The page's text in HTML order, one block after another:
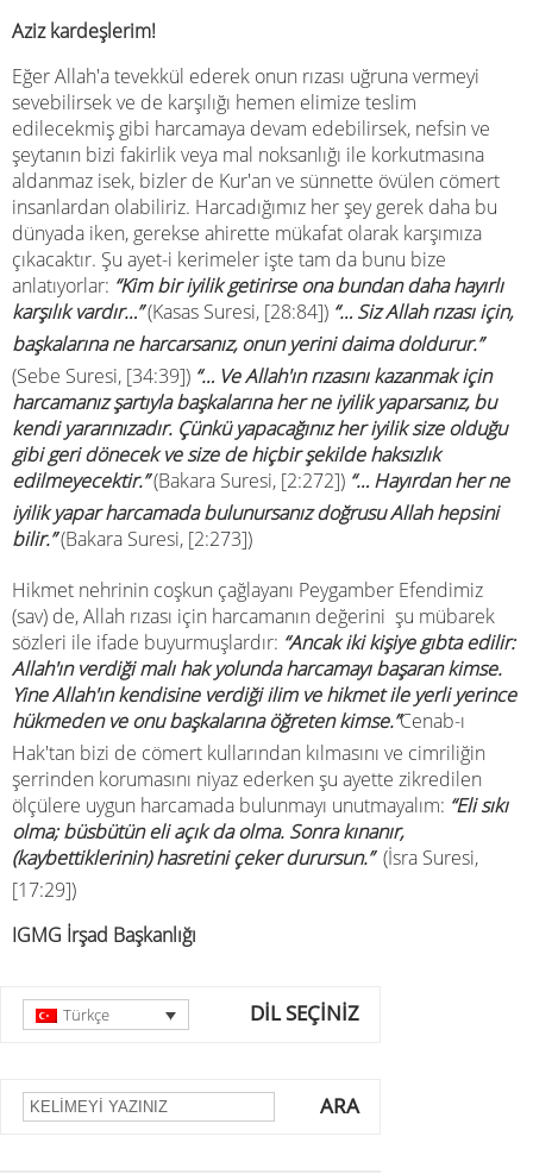
Aziz kardeşlerim!
Eğer Allah'a tevekkül ederek onun rızası uğruna vermeyi
sevebilirsek ve de karşılığı hemen elimize teslim
edilecekmiş gibi harcamaya devam edebilirsek, nefsin ve
şeytanın bizi fakirlik veya mal noksanlığı ile korkutmasına
aldanmaz isek, bizler de Kur'an ve sünnette övülen cömert
insanlardan olabiliriz. Harcadığımız her şey gerek daha bu
dünyada iken, gerekse ahirette mükafat olarak karşımıza
çıkacaktır. Şu ayet-i kerimeler işte tam da bunu bize
anlatıyorlar: “Kim bir iyilik getirirse ona bundan daha hayırlı
karşılık vardır…”(Kasas Suresi, [28:84]) “… Siz Allah rızası için,
başkalarına ne harcarsanız, onun yerini daima doldurur.”
(Sebe Suresi, [34:39]) “… Ve Allah'ın rızasını kazanmak için
harcamanız şartıyla başkalarına her ne iyilik yaparsanız, bu
kendi yararınızadır. Çünkü yapacağınız her iyilik size olduğu
gibi geri dönecek ve size de hiçbir şekilde haksızlık
edilmeyecektir.”(Bakara Suresi, [2:272]) “… Hayırdan her ne
iyilik yapar harcamada bulunursanız doğrusu Allah hepsini
bilir.”(Bakara Suresi, [2:273])
Hikmet nehrinin coşkun çağlayanı Peygamber Efendimiz
(sav) de, Allah rızası için harcamanın değerini şu mübarek
sözleri ile ifade buyurmuşlardır: “Ancak iki kişiye gıbta edilir:
Allah'ın verdiği malı hak yolunda harcamayı başaran kimse.
Yine Allah'ın kendisine verdiği ilim ve hikmet ile yerli yerince
hükmeden ve onu başkalarına öğreten kimse.”Cenab-ı
Hak'tan bizi de cömert kullarından kılmasını ve cimriliğin
şerrinden korumasını niyaz ederken şu ayette zikredilen
ölçülere uygun harcamada bulunmayı unutmayalım: “Eli sıkı
olma; büsbütün eli açık da olma. Sonra kınanır,
(kaybettiklerinin) hasretini çeker durursun.” (İsra Suresi,
[17:29])
IGMG İrşad Başkanlığı
DİL SEÇİNİZ
Türkçe
ARA